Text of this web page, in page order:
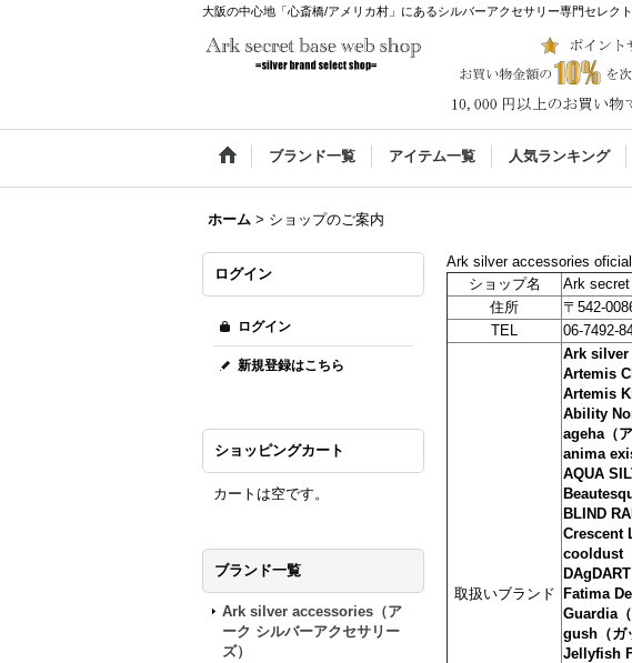
大阪の中心地「心斎橋/アメリカ村」にあるシルバーアクセサリー専門セレク
ブランド一覧 アイテム一覧 人気ランキング
ホーム > ショップのご案内
ログイン
ログイン
新規登録はこちら
ショッピングカート
カートは空です。
ブランド一覧
Ark silver accessories（ア
ーク シルバーアクセサリー
ズ）
Ark silver accessories
ショップ名
Ark
住所
〒542-
TEL
06-7492-
取扱いブランド
Ark silver
Artemis
Artemis
Ability
ageha（ア
anima
AQUA
BLIND
Crescent
cooldust
Fatima
Guardia（
gush（ガ
Jellyfish